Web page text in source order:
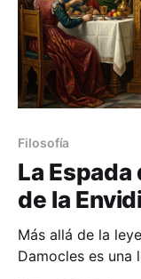
Filosofía
La
de la
Más allá de la
Damocles es